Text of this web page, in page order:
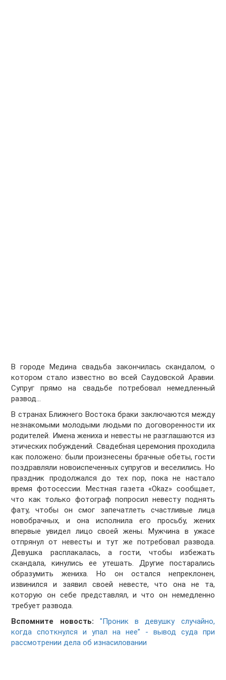
В городе Медина свадьба закончилась скандалом, о
котором стало известно во всей Саудовской Аравии.
Супруг прямо на свадьбе потребовал немедленный
развод...
В странах Ближнего Востока браки заключаются между
незнакомыми молодыми людьми по договоренности их
родителей. Имена жениха и невесты не разглашаются из
этических побуждений. Свадебная церемония проходила
как положено: были произнесены брачные обеты, гости
поздравляли новоиспеченных супругов и веселились. Но
праздник продолжался до тех пор, пока не настало
время фотосессии. Местная газета «Okaz» сообщает,
что как только фотограф попросил невесту поднять
фату, чтобы он смог запечатлеть счастливые лица
новобрачных, и она исполнила его просьбу, жених
впервые увидел лицо своей жены. Мужчина в ужасе
отпрянул от невесты и тут же потребовал развода.
Девушка расплакалась, а гости, чтобы избежать
скандала, кинулись ее утешать. Другие постарались
образумить жениха. Но он остался непреклонен,
извинился и заявил своей невесте, что она не та,
которую он себе представлял, и что он немедленно
требует развода.
Вспомните новость:
"Проник в девушку случайно,
когда споткнулся и упал на нее” - вывод суда при
рассмотрении дела об изнасиловании